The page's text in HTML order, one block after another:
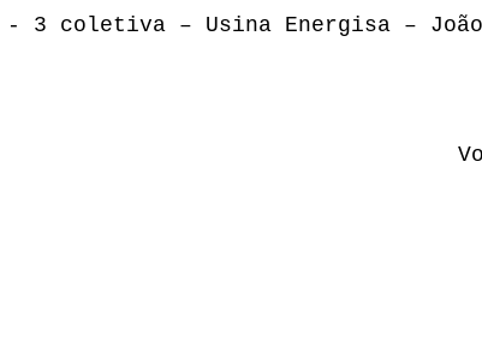
- 3 coletiva – Usina Energisa – João